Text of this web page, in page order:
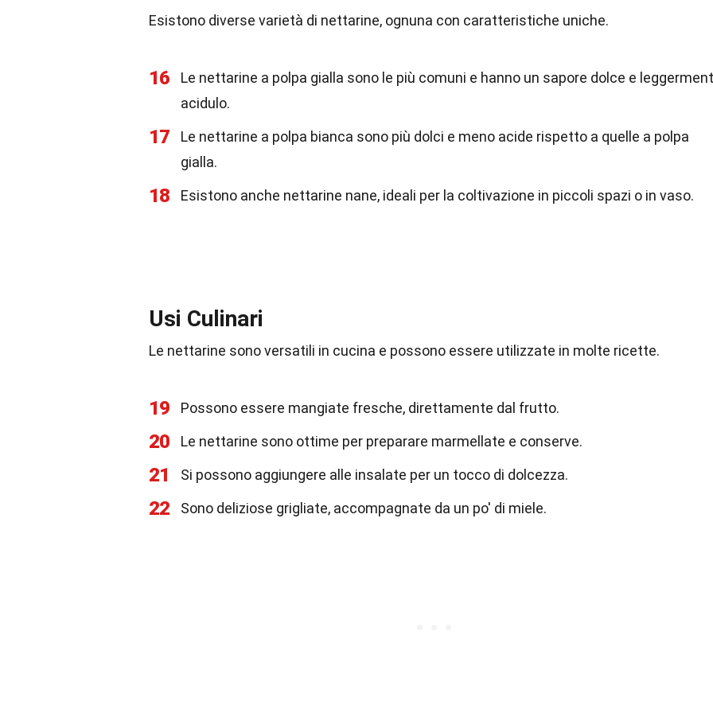
Esistono diverse varietà di nettarine, ognuna con caratteristiche uniche.
16
Le nettarine a polpa gialla sono le più comuni e hanno un sapore dolce e
acidulo.
17
Le nettarine a polpa bianca sono più dolci e meno acide rispetto a quelle a polpa
gialla.
18 Esistono anche nettarine nane, ideali per la coltivazione in piccoli spazi o in vaso.
Usi Culinari
Le nettarine sono versatili in cucina e possono essere utilizzate in molte ricette.
19 Possono essere mangiate fresche, direttamente dal frutto.
20 Le nettarine sono ottime per preparare marmellate e conserve.
21 Si possono aggiungere alle insalate per un tocco di dolcezza.
22 Sono deliziose grigliate, accompagnate da un po' di miele.